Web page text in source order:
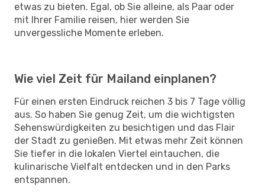
etwas zu bieten. Egal, ob Sie alleine, als Paar oder
mit Ihrer Familie reisen, hier werden Sie
unvergessliche Momente erleben.
Wie viel Zeit für Mailand einplanen?
Für einen ersten Eindruck reichen 3 bis 7 Tage völlig
aus. So haben Sie genug Zeit, um die wichtigsten
Sehenswürdigkeiten zu besichtigen und das Flair
der Stadt zu genießen. Mit etwas mehr Zeit können
Sie tiefer in die lokalen Viertel eintauchen, die
kulinarische Vielfalt entdecken und in den Parks
entspannen.